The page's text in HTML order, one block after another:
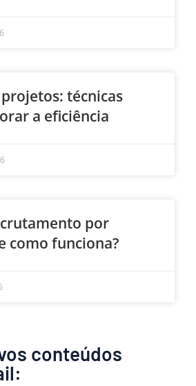
técnicas
a eficiência
por
como funciona?
conteúdos